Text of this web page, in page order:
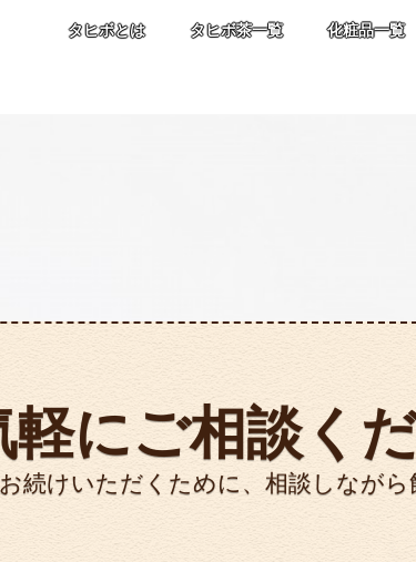
タヒボとは タヒボ茶一覧 化粧品一覧
軽にご相談く
続けいただくために、相談しながら